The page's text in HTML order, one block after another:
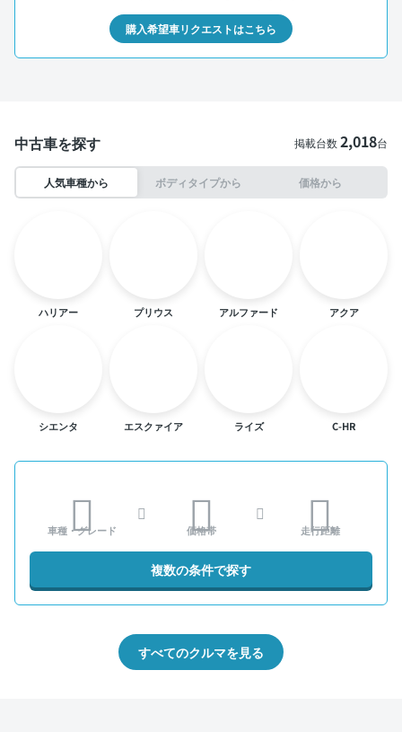
購入希望車リクエストはこちら
中古車を探す 掲載台数2,018台
人気車種から ボディタイプから 価格から
ハリアー プリウス アルファード アクア
シエンタ エスクァイア ライズ C-HR
車種・グレード 価格帯 走行距離
複数の条件で探す
すべてのクルマを見る